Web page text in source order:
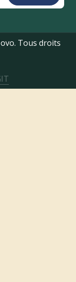
Tous droits